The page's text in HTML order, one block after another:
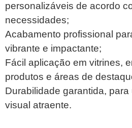
personalizáveis de acordo
necessidades;
Acabamento profissional
vibrante e impactante;
Fácil aplicação em vitrines,
produtos e áreas de
Durabilidade garantida,
visual atraente.